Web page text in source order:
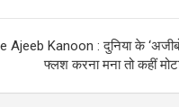
Ajeeb Kanoon : दुनिया के
फ्लश करना मना तो कहीं